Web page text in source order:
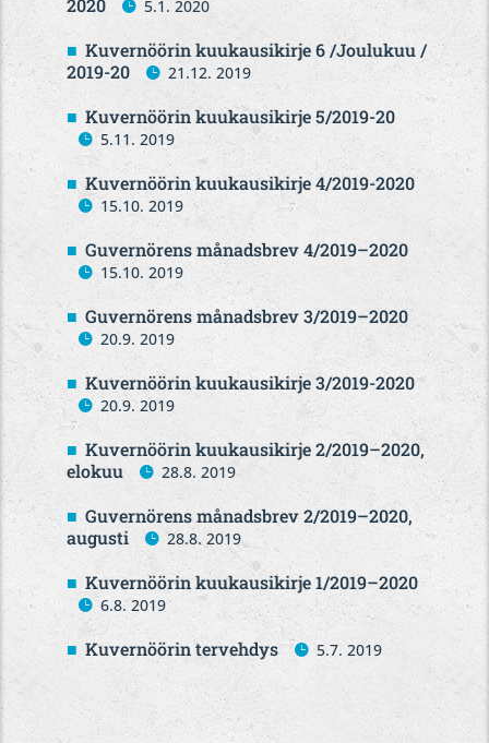
2020
5.1. 2020
Kuvernöörin kuukausikirje 6 /Joulukuu /
2019-20
21.12. 2019
Kuvernöörin kuukausikirje 5/2019-20
5.11. 2019
Kuvernöörin kuukausikirje 4/2019-2020
15.10. 2019
Guvernörens månadsbrev 4/2019–2020
15.10. 2019
Guvernörens månadsbrev 3/2019–2020
20.9. 2019
Kuvernöörin kuukausikirje 3/2019-2020
20.9. 2019
Kuvernöörin kuukausikirje 2/2019–2020,
elokuu
28.8. 2019
Guvernörens månadsbrev 2/2019–2020,
augusti
28.8. 2019
Kuvernöörin kuukausikirje 1/2019–2020
6.8. 2019
Kuvernöörin tervehdys 5.7. 2019